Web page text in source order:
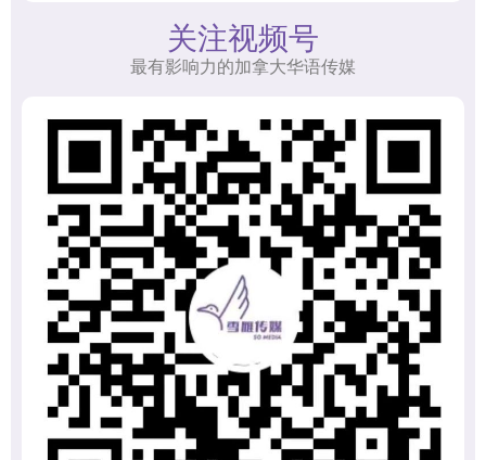
关注视频号
最有影响力的加拿大华语传媒